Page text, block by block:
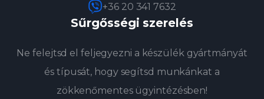
+36 20 341 7632
Sűrgősségi szerelés
Ne felejtsd el feljegyezni a készülék gyártmányát
és típusát, hogy segítsd munkánkat a
zökkenőmentes ügyintézésben!